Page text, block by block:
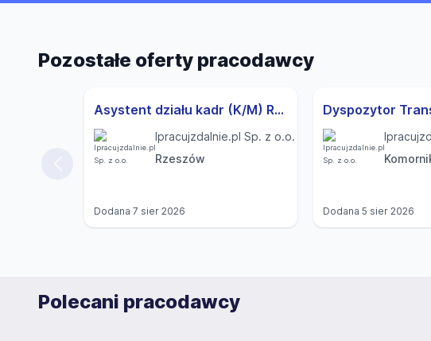
Pozostałe oferty pracodawcy
Asystent działu kadr (K/M) Rzeszów
Ipracujzdalnie.pl Sp. z o.o.
Rzeszów
Dodana 7 sier 2026 Dodana 5 sier 2026
Polecani pracodawcy